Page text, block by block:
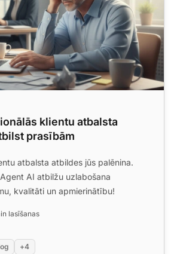
klientu atbalsta
prasībām
atbalsta atbildes jūs palēnina.
AI atbilžu uzlabošana
kvalitāti un apmierinātību!
lasīšanas
+4